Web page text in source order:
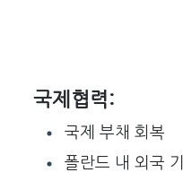
국제협력:
국제 부채 회복
폴란드 내 외국